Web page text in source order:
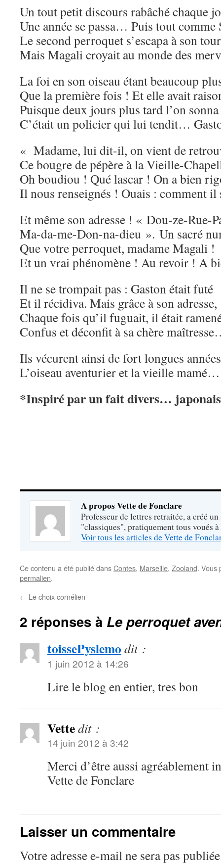
Un tout petit discours rabâché chaque
Une année se passa… Puis tout comme
Le second perroquet s’escapa à son
Mais Magali croyait au monde des
La foi en son oiseau étant beaucoup
Que la première fois ! Et elle avait
Puisque deux jours plus tard l’on
C’était un policier qui lui tendit…
« Madame, lui dit-il, on vient de
Ce bougre de pépère à la Vieille-
Oh boudiou ! Qué lascar ! On a bien
Il nous renseignés ! Ouais : comment il
Et même son adresse ! « Dou-ze-Rue-
Ma-da-me-Don-na-dieu ». Un sacré
Que votre perroquet, madame Magali !
Et un vrai phénomène ! Au revoir ! A
Il ne se trompait pas : Gaston était futé
Et il récidiva. Mais grâce à son adresse,
Chaque fois qu’il fuguait, il était
Confus et déconfit à sa chère
Ils vécurent ainsi de fort longues
L’oiseau aventurier et la vieille mamé…
*Inspiré par un fait divers…
A propos Vette de Fonclare
Professeur de lettres retraitée, a créé
"classiques", pratiquement tous voués
Voir tous les articles de Vette de
Ce contenu a été publié dansContes, Marseille, Zooland. Vous
permalien.
← Le choix cornélien
2 réponses à Le perroquet
toissePyslemo dit :
1 juin 2012 à 14:26
Lire le blog en entier, tres bon
Vettedit :
14 juin 2012 à 3:42
Merci d’être aussi agréablement
Vette de Fonclare
Laisser un commentaire
Votre adresse e-mail ne sera pas